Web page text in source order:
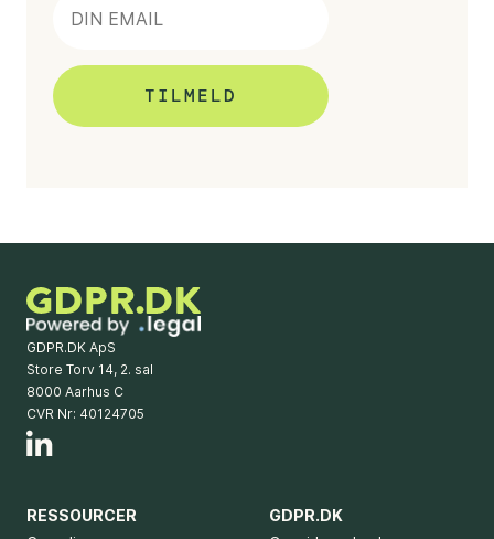
GDPR.DK ApS
Store Torv 14, 2. sal
8000 Aarhus C
CVR Nr: 40124705
RESSOURCER
GDPR.DK